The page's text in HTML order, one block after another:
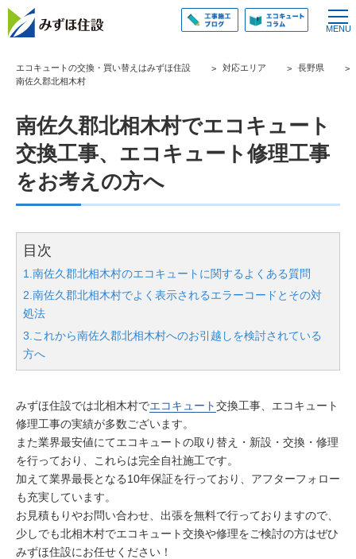
エコキュートの交換・買い替えはみずほ住設 対応エリア
長野県
南佐久郡北相木村
南佐久郡北相木村でエコキュート
交換工事、エコキュート修理工事
をお考えの方へ
目次
1.南佐久郡北相木村のエコキュートに関するよくある質問
2.南佐久郡北相木村でよく表示されるエラーコードとその対
処法
3.これから南佐久郡北相木村へのお引越しを検討されている
方へ
みずほ住設では北相木村でエコキュート交換工事、エコキュート
修理工事の実績が多数ございます。
また業界最安値にてエコキュートの取り替え・新設・交換・修理
を行っており、これらは完全自社施工です。
加えて業界最長となる10年保証を行っており、アフターフォロー
も充実しています。
お見積もりやお問い合わせ、出張を無料で行っておりますので、
少しでも北相木村でエコキュート交換や修理をご検討の方はぜひ
みずほ住設にお任せください！